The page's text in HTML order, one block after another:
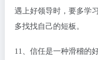
遇上好领导时，要多学
多找找自己的短板。
11、信任是一种滑稽的